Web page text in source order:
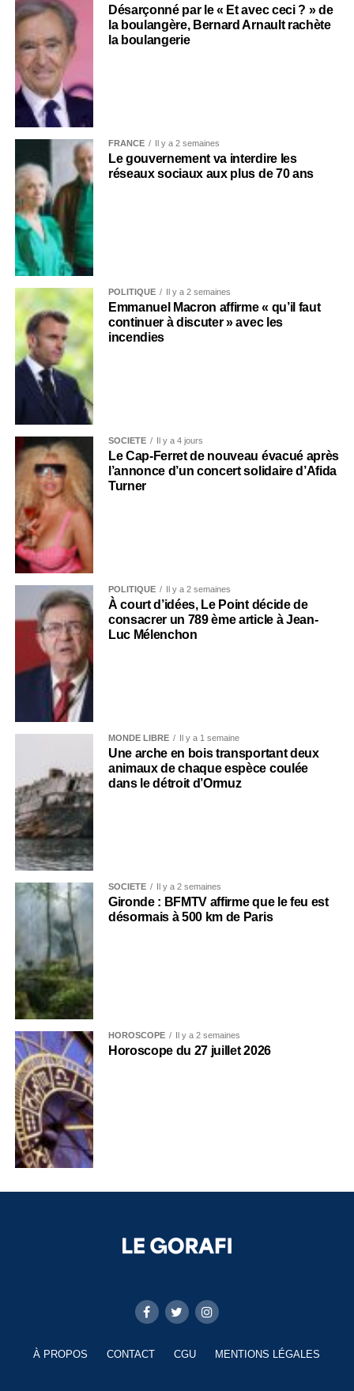
Désarçonné par le « Et avec ceci ? » de
la boulangère, Bernard Arnault rachète
la boulangerie
FRANCE Il y a 2 semaines
Le gouvernement va interdire les
réseaux sociaux aux plus de 70 ans
POLITIQUE Il y a 2 semaines
Emmanuel Macron affirme « qu’il faut
continuer à discuter » avec les
incendies
SOCIÉTÉ Il y a 4 jours
Le Cap-Ferret de nouveau évacué après
l’annonce d’un concert solidaire d’Afida
Turner
POLITIQUE Il y a 2 semaines
À court d’idées, Le Point décide de
consacrer un 789 ème article à Jean-
Luc Mélenchon
MONDE LIBRE Il y a 1 semaine
Une arche en bois transportant deux
animaux de chaque espèce coulée
dans le détroit d’Ormuz
SOCIÉTÉ Il y a 2 semaines
Gironde : BFMTV affirme que le feu est
désormais à 500 km de Paris
HOROSCOPE Il y a 2 semaines
Horoscope du 27 juillet 2026
À PROPOS CONTACT CGU MENTIONS LÉGALES